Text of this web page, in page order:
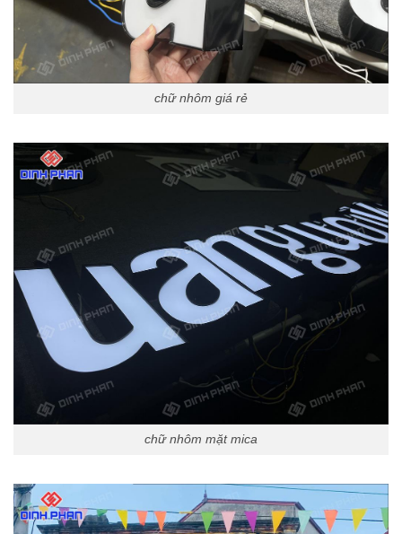
chữ nhôm giá rẻ
chữ nhôm mặt mica